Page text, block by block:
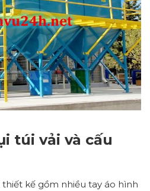
túi vải và cấu
kế gồm nhiều tay áo hình